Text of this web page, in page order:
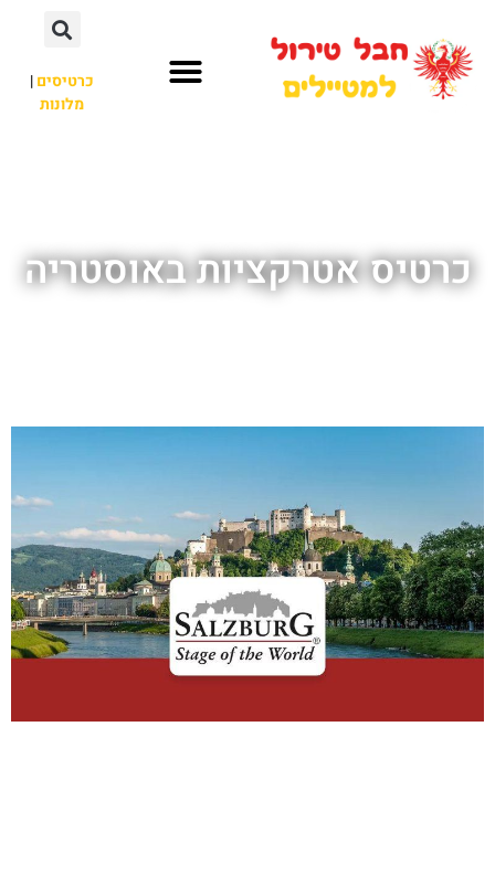
כרטיסים|
מלונות
כרטיס אטרקציות באוסטריה